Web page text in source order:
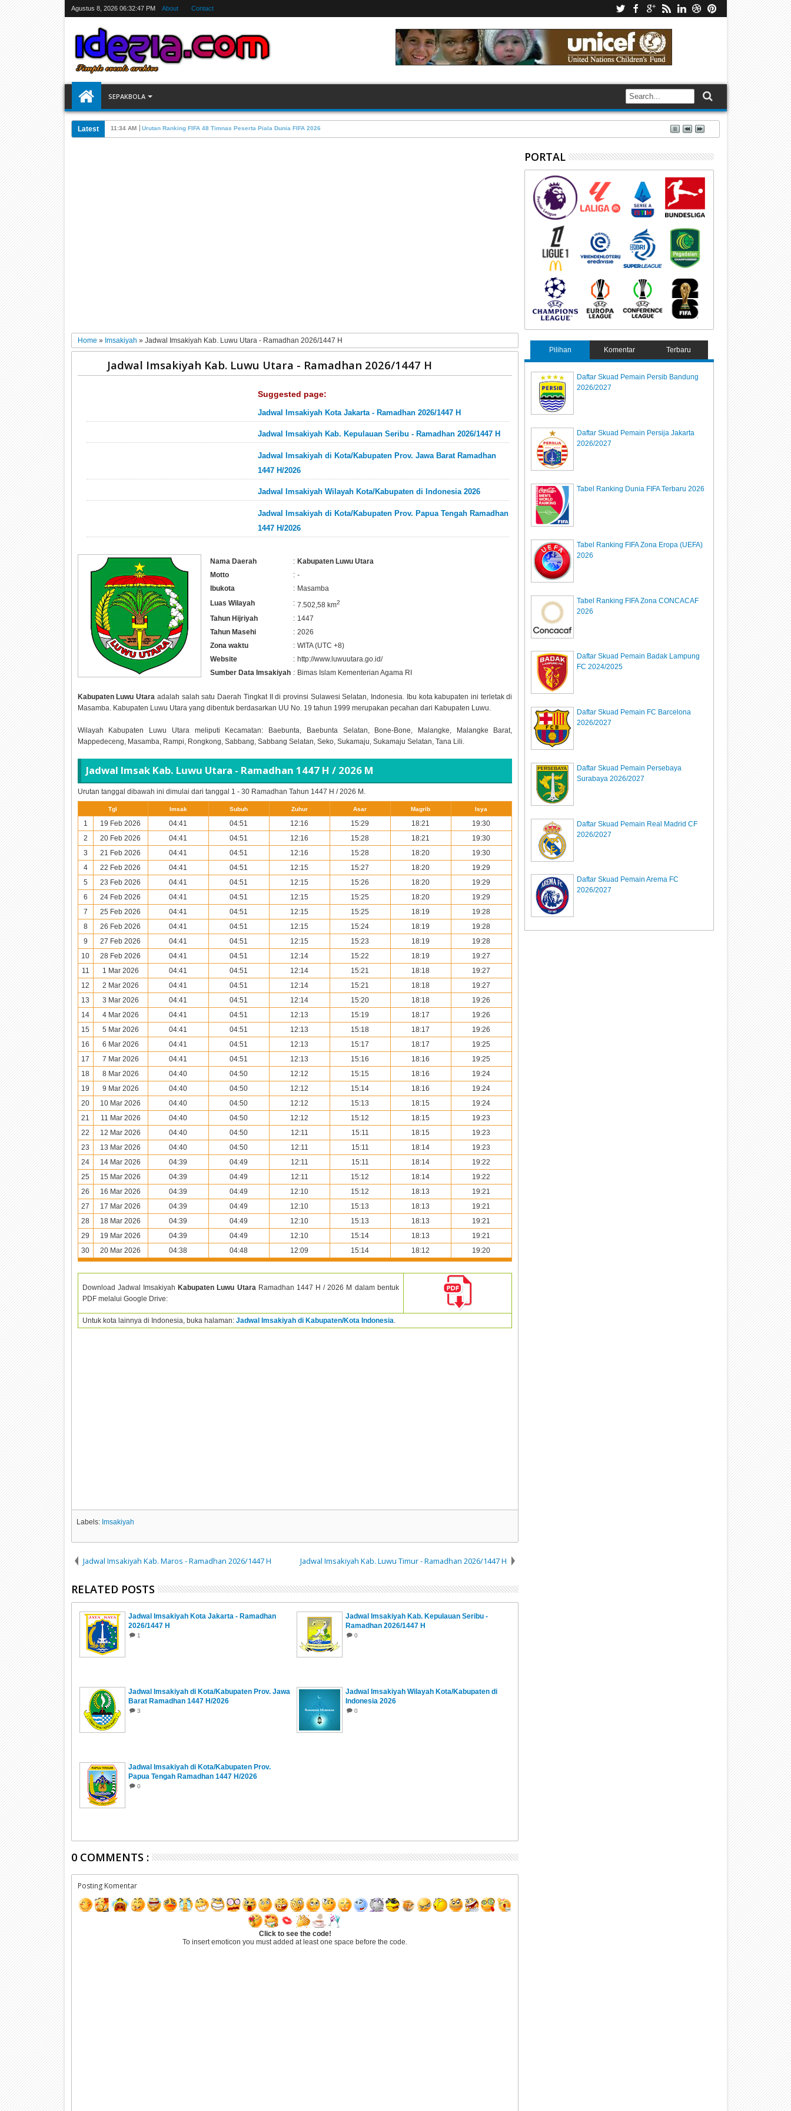
Agustus 8, 2026 06:32:48 PM About Contact
SEPAKBOLA
Latest 07:31 AM Jadwal Siarang Langsung TV Piala Dunia FIFA 2026
Home » Imsakiyah » Jadwal Imsakiyah Kab. Luwu Utara - Ramadhan 2026/1447 H
Jadwal Imsakiyah Kab. Luwu Utara - Ramadhan 2026/1447 H
Suggested page:
Jadwal Imsakiyah Kota Jakarta - Ramadhan 2026/1447 H
Jadwal Imsakiyah Kab. Kepulauan Seribu - Ramadhan 2026/1447 H
Jadwal Imsakiyah di Kota/Kabupaten Prov. Jawa Barat Ramadhan
1447 H/2026
Jadwal Imsakiyah Wilayah Kota/Kabupaten di Indonesia 2026
Jadwal Imsakiyah di Kota/Kabupaten Prov. Papua Tengah Ramadhan
1447 H/2026
Nama Daerah : Kabupaten Luwu Utara
Motto
: -
Ibukota
: Masamba
Luas Wilayah
: 7.502,58 km2
Tahun Hijriyah : 1447
Tahun Masehi
: 2026
Zona waktu
: WITA (UTC +8)
Website
: http://www.luwuutara.go.id/
Sumber Data Imsakiyah : Bimas Islam Kementerian Agama RI
Kabupaten Luwu Utara adalah salah satu Daerah Tingkat II di provinsi Sulawesi Selatan, Indonesia. Ibu kota kabupaten ini terletak di
Masamba. Kabupaten Luwu Utara yang dibentuk berdasarkan UU No. 19 tahun 1999 merupakan pecahan dari Kabupaten Luwu.
Wilayah Kabupaten Luwu Utara meliputi Kecamatan: Baebunta, Baebunta Selatan, Bone-Bone, Malangke, Malangke Barat,
Mappedeceng, Masamba, Rampi, Rongkong, Sabbang, Sabbang Selatan, Seko, Sukamaju, Sukamaju Selatan, Tana Lili.
Jadwal Imsak Kab. Luwu Utara - Ramadhan1447 H / 2026 M
Urutan tanggal dibawah ini dimulai dari tanggal 1 - 30 Ramadhan Tahun 1447 H / 2026 M.
Tgl Imsak Subuh Zuhur Asar Magrib Isya
1 19 Feb 2026 04:41 04:51 12:16 15:29 18:21
19:30
2
20 Feb 2026 04:41 04:51 12:16 15:28 18:21
19:30
3
21 Feb 2026 04:41 04:51 12:16 15:28 18:20
19:30
4
22 Feb 2026 04:41 04:51 12:15 15:27 18:20
19:29
5
23 Feb 2026 04:41 04:51 12:15 15:26 18:20
19:29
6
24 Feb 2026 04:41 04:51 12:15 15:25 18:20
19:29
7
25 Feb 2026 04:41 04:51 12:15 15:25 18:19
19:28
8
26 Feb 2026 04:41 04:51 12:15 15:24 18:19
19:28
9
27 Feb 2026 04:41 04:51 12:15 15:23 18:19
19:28
10
28 Feb 2026 04:41 04:51 12:14 15:22 18:19
19:27
11
1 Mar 2026 04:41 04:51 12:14 15:21 18:18
19:27
12
2 Mar 2026 04:41 04:51 12:14 15:21 18:18
19:27
13
3 Mar 2026 04:41 04:51 12:14 15:20 18:18
19:26
14
4 Mar 2026 04:41 04:51 12:13 15:19 18:17
19:26
15
5 Mar 2026 04:41 04:51 12:13 15:18 18:17
19:26
16
6 Mar 2026 04:41 04:51 12:13 15:17 18:17
19:25
17
7 Mar 2026 04:41 04:51 12:13 15:16 18:16
19:25
18
8 Mar 2026 04:40 04:50 12:12 15:15 18:16
19:24
19
9 Mar 2026 04:40 04:50 12:12 15:14 18:16
19:24
20
10 Mar 2026 04:40 04:50 12:12 15:13 18:15
19:24
21
11 Mar 2026 04:40 04:50 12:12 15:12 18:15
19:23
22
12 Mar 2026 04:40 04:50 12:11 15:11 18:15
19:23
23
13 Mar 2026 04:40 04:50 12:11 15:11 18:14
19:23
24
14 Mar 2026 04:39 04:49 12:11 15:11 18:14
19:22
25
15 Mar 2026 04:39 04:49 12:11 15:12 18:14
19:22
26
16 Mar 2026 04:39 04:49 12:10 15:12 18:13
19:21
27
17 Mar 2026 04:39 04:49 12:10 15:13 18:13
19:21
28
18 Mar 2026 04:39 04:49 12:10 15:13 18:13
19:21
29
19 Mar 2026 04:39 04:49 12:10 15:14 18:13
19:21
30
20 Mar 2026 04:38 04:48 12:09 15:14 18:12 19:20
Download Jadwal ImsakiyahKabupaten Luwu Utara Ramadhan 1447 H / 2026 M dalam bentuk
PDF melalui Google Drive:
Untuk kota lainnya di Indonesia, buka halaman: Jadwal Imsakiyah di Kabupaten/Kota Indonesia
Labels: Imsakiyah
Jadwal Imsakiyah Kab. Maros - Ramadhan 2026/1447 H Jadwal Imsakiyah Kab. Luwu Timur - Ramadhan 2026/1447 H
RELATED POSTS
Jadwal Imsakiyah Kota Jakarta - Ramadhan
2026/1447 H
1
Jadwal Imsakiyah Kab. Kepulauan Seribu -
Ramadhan 2026/1447 H
0
Jadwal Imsakiyah di Kota/Kabupaten Prov. Jawa
Barat Ramadhan 1447 H/2026
3
Jadwal Imsakiyah Wilayah Kota/Kabupaten di
Indonesia 2026
0
Jadwal Imsakiyah di Kota/Kabupaten Prov.
Papua Tengah Ramadhan 1447 H/2026
0
0 COMMENTS :
Posting Komentar
Click to see the code!
To insert emoticon you must added at least one space before the code.
PORTAL
Pilihan Komentar Terbaru
Daftar Skuad Pemain Persib Bandung
2026/2027
Daftar Skuad Pemain Persija Jakarta
2026/2027
Tabel Ranking Dunia FIFA Terbaru 2026
Tabel Ranking FIFA Zona Eropa (UEFA)
2026
Tabel Ranking FIFA Zona CONCACAF
2026
Daftar Skuad Pemain Badak Lampung
FC 2024/2025
Daftar Skuad Pemain FC Barcelona
2026/2027
Daftar Skuad Pemain Persebaya
Surabaya 2026/2027
Daftar Skuad Pemain Real Madrid CF
2026/2027
Daftar Skuad Pemain Arema FC
2026/2027